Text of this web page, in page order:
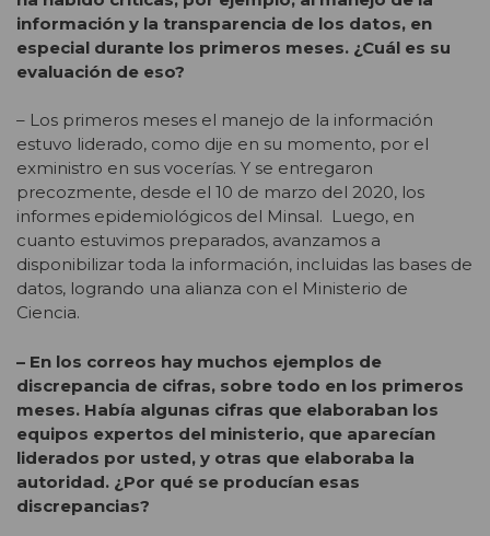
información y la transparencia de los datos, en
especial durante los primeros meses. ¿Cuál es su
evaluación de eso?
– Los primeros meses el manejo de la información
estuvo liderado, como dije en su momento, por el
exministro en sus vocerías. Y se entregaron
precozmente, desde el 10 de marzo del 2020, los
informes epidemiológicos del Minsal. Luego, en
cuanto estuvimos preparados, avanzamos a
disponibilizar toda la información, incluidas las bases de
datos, logrando una alianza con el Ministerio de
Ciencia.
– En los correos hay muchos ejemplos de
discrepancia de cifras, sobre todo en los primeros
meses. Había algunas cifras que elaboraban los
equipos expertos del ministerio, que aparecían
liderados por usted, y otras que elaboraba la
autoridad. ¿Por qué se producían esas
discrepancias?